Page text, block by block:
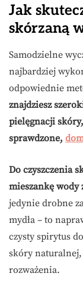
Jak
skórzaną
Samodzielne
najbardziej
odpowiednie
znajdziesz
pielęgnacji
sprawdzone,
Do czyszczenia
mieszankę
jedynie drobne
mydła – to
czysty spirytus
skóry
rozważenia.